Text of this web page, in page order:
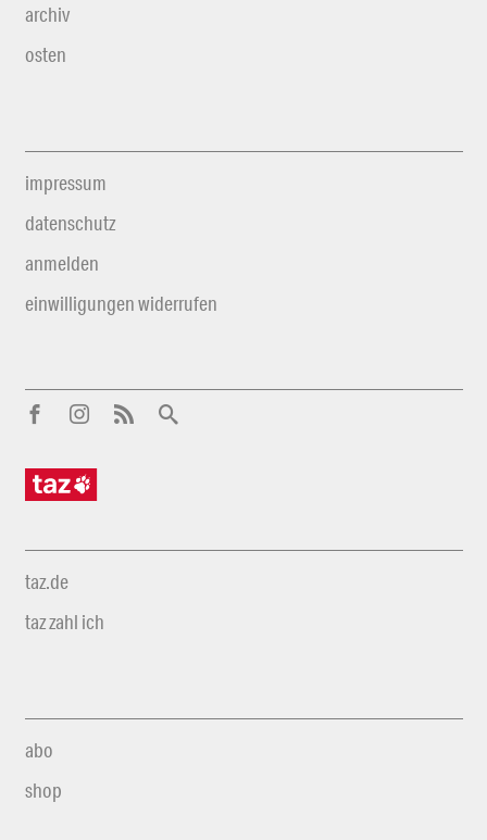
archiv
osten
impressum
datenschutz
anmelden
einwilligungen widerrufen
taz.de
taz zahl ich
abo
shop